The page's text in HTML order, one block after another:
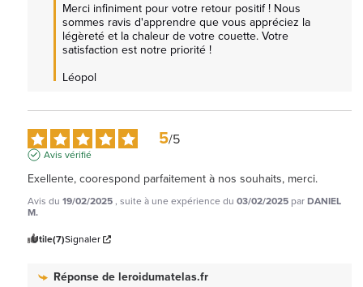
Merci infiniment pour votre retour positif ! Nous
sommes ravis d'apprendre que vous appréciez la
légèreté et la chaleur de votre couette. Votre
satisfaction est notre priorité !
Léopol
5/5
Avis vérifié
Exellente, coorespond parfaitement à nos souhaits, merci.
Avis du 19/02/2025, suite à une expérience du 03/02/2025 parDANIEL
M.
Utile(7)Signaler
Réponse deleroidumatelas.fr